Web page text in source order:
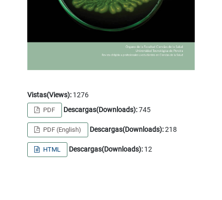
Vistas(Views): 1276
PDF Descargas(Downloads):745
PDF (English) Descargas(Downloads):218
HTML Descargas(Downloads):12